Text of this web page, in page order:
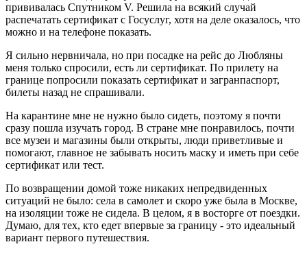
прививалась Спутником V. Решила на всякий случай
распечатать сертификат с Госуслуг, хотя на деле оказалось, что
можно и на телефоне показать.
Я сильно нервничала, но при посадке на рейс до Любляны
меня только спросили, есть ли сертификат. По прилету на
границе попросили показать сертификат и загранпаспорт,
билеты назад не спрашивали.
На карантине мне не нужно было сидеть, поэтому я почти
сразу пошла изучать город. В стране мне понравилось, почти
все музеи и магазины были открыты, люди приветливые и
помогают, главное не забывать носить маску и иметь при себе
сертификат или тест.
По возвращении домой тоже никаких непредвиденных
ситуаций не было: села в самолет и скоро уже была в Москве,
на изоляции тоже не сидела. В целом, я в восторге от поездки.
Думаю, для тех, кто едет впервые за границу - это идеальный
вариант первого путешествия.